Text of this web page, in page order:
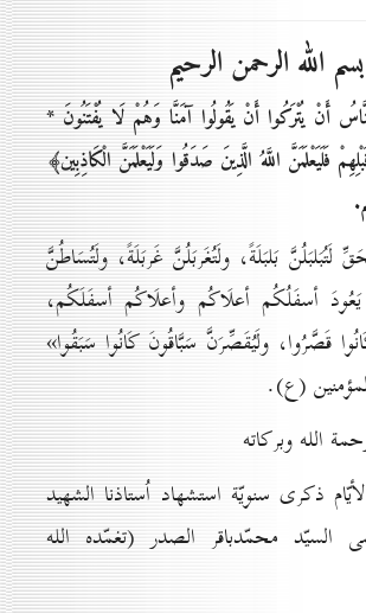
بسم الله الرحمن الرحيم
أَنْ يُتْرَكُوا أَنْ يَقُولُوا آمَنَّا وَهُمْ لَا يُفْتَنُونَ *
فَلَيَعْلَمَنَّ اللَّهُ الَّذِينَ صَدَقُوا وَلَيَعْلَمَنَّ الْكَاذِبِين﴾
لَتُبَلبَلُنَّ بَلبَلَةً، ولَتُغَربَلُنَّ غَربَلَةً، ولَتُسَاطُنَّ
أسفَلُكُم أعلَاكُم وأعلَاكُم أسفَلَكُم،
قَصَّرُوا، ولَيُقَصِّرَنَّ سَبَّاقُونَ كَانُوا سَبَقُوا»
(ع).
الله وبركاته
ذكرى سنويّة استشهاد اُستاذنا الشهيد
السيّد محمّدباقر الصدر (تغمّده الله